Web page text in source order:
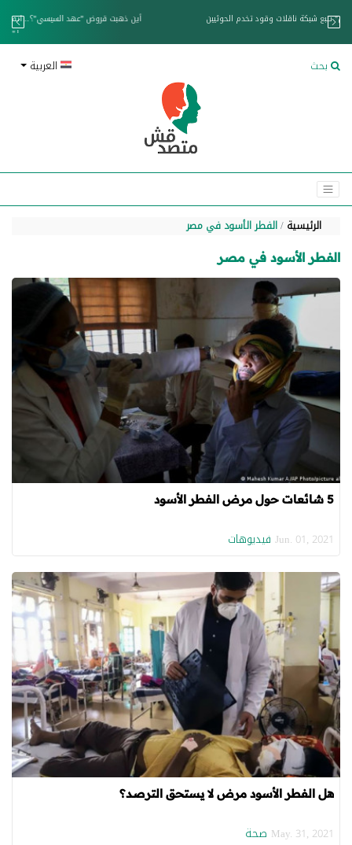
خزان عائم.. "متصدقش" تتبع شبكة ناقلات وقود تخدم الحوثيين
بحث العربية
الرئيسية الفطر الأسود في مصر
الفطر الأسود في مصر
5 شائعات حول مرض الفطر الأسود
Jun. 01, 2021 فيديوهات
هل الفطر الأسود مرض لا يستحق الترصد؟
May. 31, 2021 صحة